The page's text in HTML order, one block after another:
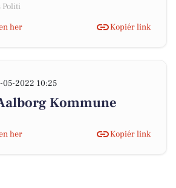
her
Kopiér link
05-2022 10:25
Kommune
her Kopiér link